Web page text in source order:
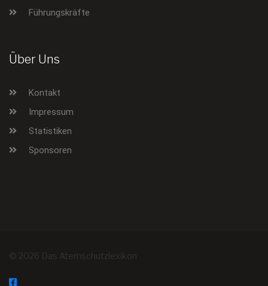
Führungskräfte
Über Uns
Kontakt
Impressum
Statistiken
Sponsoren
© 2026 Das Atemschutzlexikon